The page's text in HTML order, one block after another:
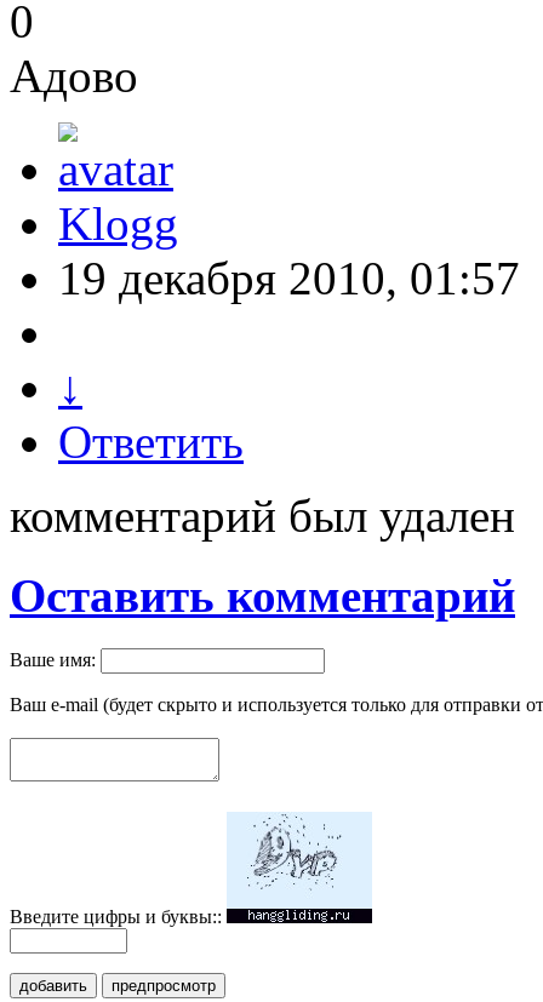
0
Адово
Klogg
19 декабря 2010, 01:57
↓
Ответить
комментарий был удален
Оставить комментарий
Ваше имя:
Ваш e-mail (будет скрыто и используется только для отправки
Введите цифры и буквы::
добавить предпросмотр